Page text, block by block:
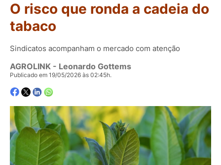
O risco que ronda a cadeia do
tabaco
Sindicatos acompanham o mercado com atenção
AGROLINK - Leonardo Gottems
Publicado em 19/05/2026 às 02:45h.